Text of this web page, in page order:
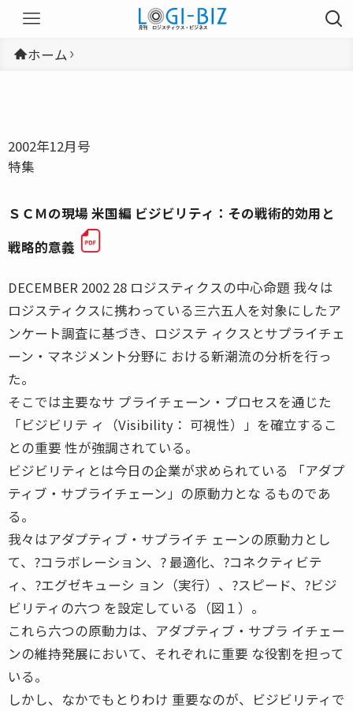
ホーム
2002年12月号
特集
ＳＣＭの現場 米国編 ビジビリティ：その戦術的効用と
戦略的意義
DECEMBER 2002 28 ロジスティクスの中心命題 我々は
ロジスティクスに携わっている三六五人を対象にしたア
ンケート調査に基づき、ロジステ ィクスとサプライチェ
ーン・マネジメント分野に おける新潮流の分析を行っ
た。
そこでは主要なサ プライチェーン・プロセスを通じた
「ビジビリテ ィ（Visibility： 可視性）」を確立するこ
との重要 性が強調されている。
ビジビリティとは今日の企業が求められている 「アダプ
ティブ・サプライチェーン」の原動力とな るものであ
る。
我々はアダプティブ・サプライチ ェーンの原動力とし
て、?コラボレーション、? 最適化、?コネクティビテ
ィ、?エグゼキューシ ョン（実行）、?スピード、?ビジ
ビリティの六つ を設定している（図１）。
これら六つの原動力は、アダプティブ・サプラ イチェー
ンの維持発展において、それぞれに重要 な役割を担って
いる。
しかし、なかでもとりわけ 重要なのが、ビジビリティで